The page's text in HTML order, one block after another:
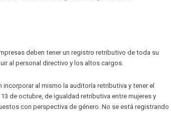
deben tener un registro retributivo de toda su
al personal directivo y los altos cargos.
al mismo la auditoría retributiva y tener el
de octubre, de igualdad retributiva entre mujeres y
con perspectiva de género. No se está registrando